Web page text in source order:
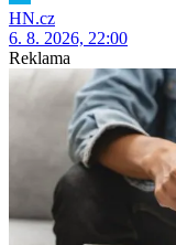
HN.cz
6. 8. 2026, 22:00
Reklama